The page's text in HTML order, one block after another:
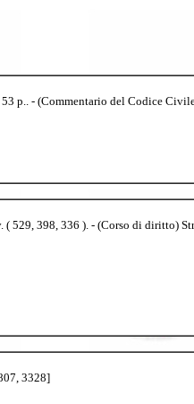
p.. - (Commentario del Codice
529, 398, 336 ). - (Corso di diritto)
3328]